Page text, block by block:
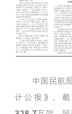
中国民航局
计公报》，